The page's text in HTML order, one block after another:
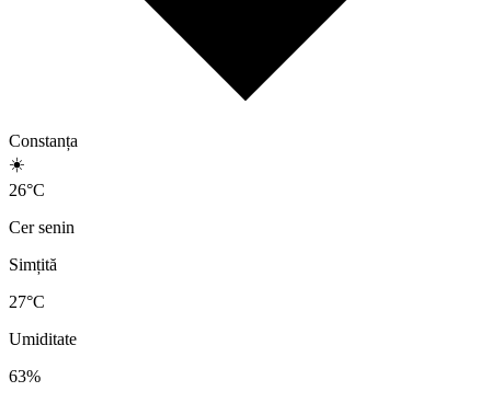
Constanța
☀️
26°C
Cer senin
Simțită
27°C
Umiditate
63%